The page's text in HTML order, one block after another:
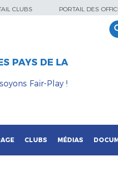
CLUBS PORTAIL DES
PAYS DE LA
Fair-Play !
CLUBS MÉDIAS